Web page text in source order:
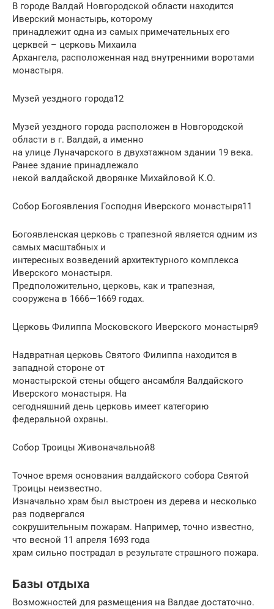
В городе Валдай Новгородской области находится
Иверский монастырь, которому
принадлежит одна из самых примечательных его
церквей – церковь Михаила
Архангела, расположенная над внутренними воротами
монастыря.
Музей уездного города12
Музей уездного города расположен в Новгородской
области в г. Валдай, а именно
на улице Луначарского в двухэтажном здании 19 века.
Ранее здание принадлежало
некой валдайской дворянке Михайловой К.О.
Собор Богоявления Господня Иверского монастыря11
Богоявленская церковь с трапезной является одним из
самых масштабных и
интересных возведений архитектурного комплекса
Иверского монастыря.
Предположительно, церковь, как и трапезная,
сооружена в 1666—1669 годах.
Церковь Филиппа Московского Иверского монастыря9
Надвратная церковь Святого Филиппа находится в
западной стороне от
монастырской стены общего ансамбля Валдайского
Иверского монастыря. На
сегодняшний день церковь имеет категорию
федеральной охраны.
Собор Троицы Живоначальной8
Точное время основания валдайского собора Святой
Троицы неизвестно.
Изначально храм был выстроен из дерева и несколько
раз подвергался
сокрушительным пожарам. Например, точно известно,
что весной 11 апреля 1693 года
храм сильно пострадал в результате страшного пожара.
Базы отдыха
Возможностей для размещения на Валдае достаточно.